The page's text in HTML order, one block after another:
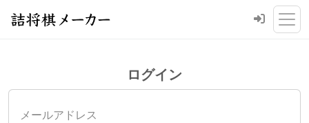
ログイン
メールアドレス